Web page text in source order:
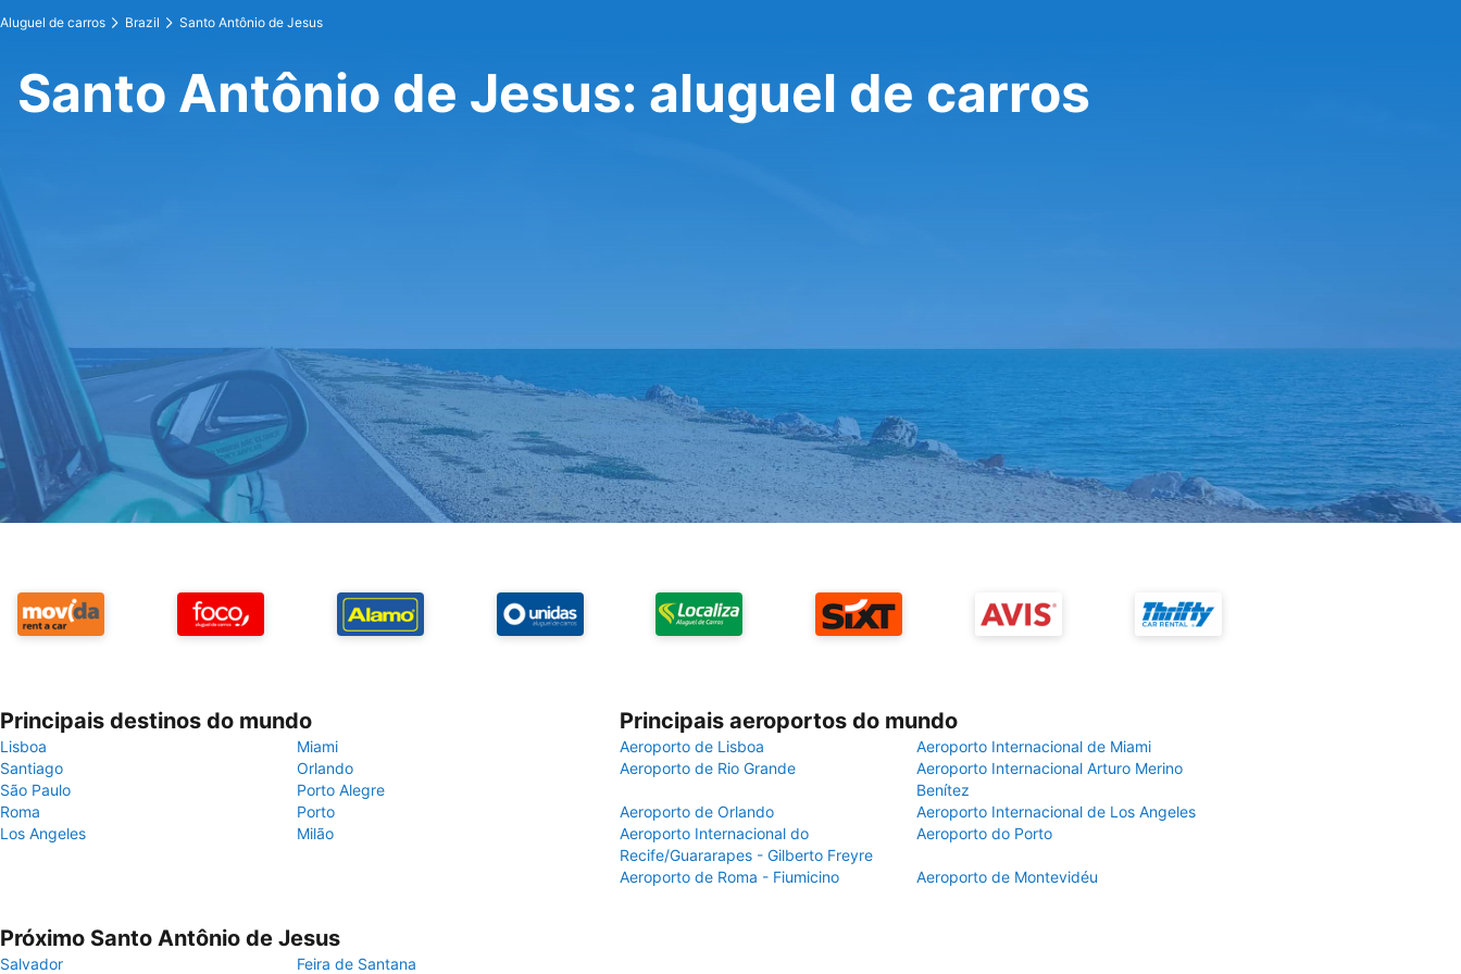
Aluguel de carros Brazil Santo Antônio de Jesus
Santo Antônio de Jesus: aluguel de carros
Principais destinos do mundo
Lisboa
Miami
Santiago
Orlando
São Paulo
Porto Alegre
Roma
Porto
Los Angeles
Milão
Principais aeroportos do mundo
Aeroporto de Lisboa
Aeroporto Internacional de Miami
Aeroporto de Rio Grande
Aeroporto Internacional Arturo Merino
Benítez
Aeroporto de Orlando
Aeroporto Internacional de Los Angeles
Aeroporto Internacional do
Recife/Guararapes - Gilberto Freyre
Aeroporto do Porto
Aeroporto de Roma - Fiumicino Aeroporto de Montevidéu
Próximo Santo Antônio de Jesus
Salvador Feira de Santana